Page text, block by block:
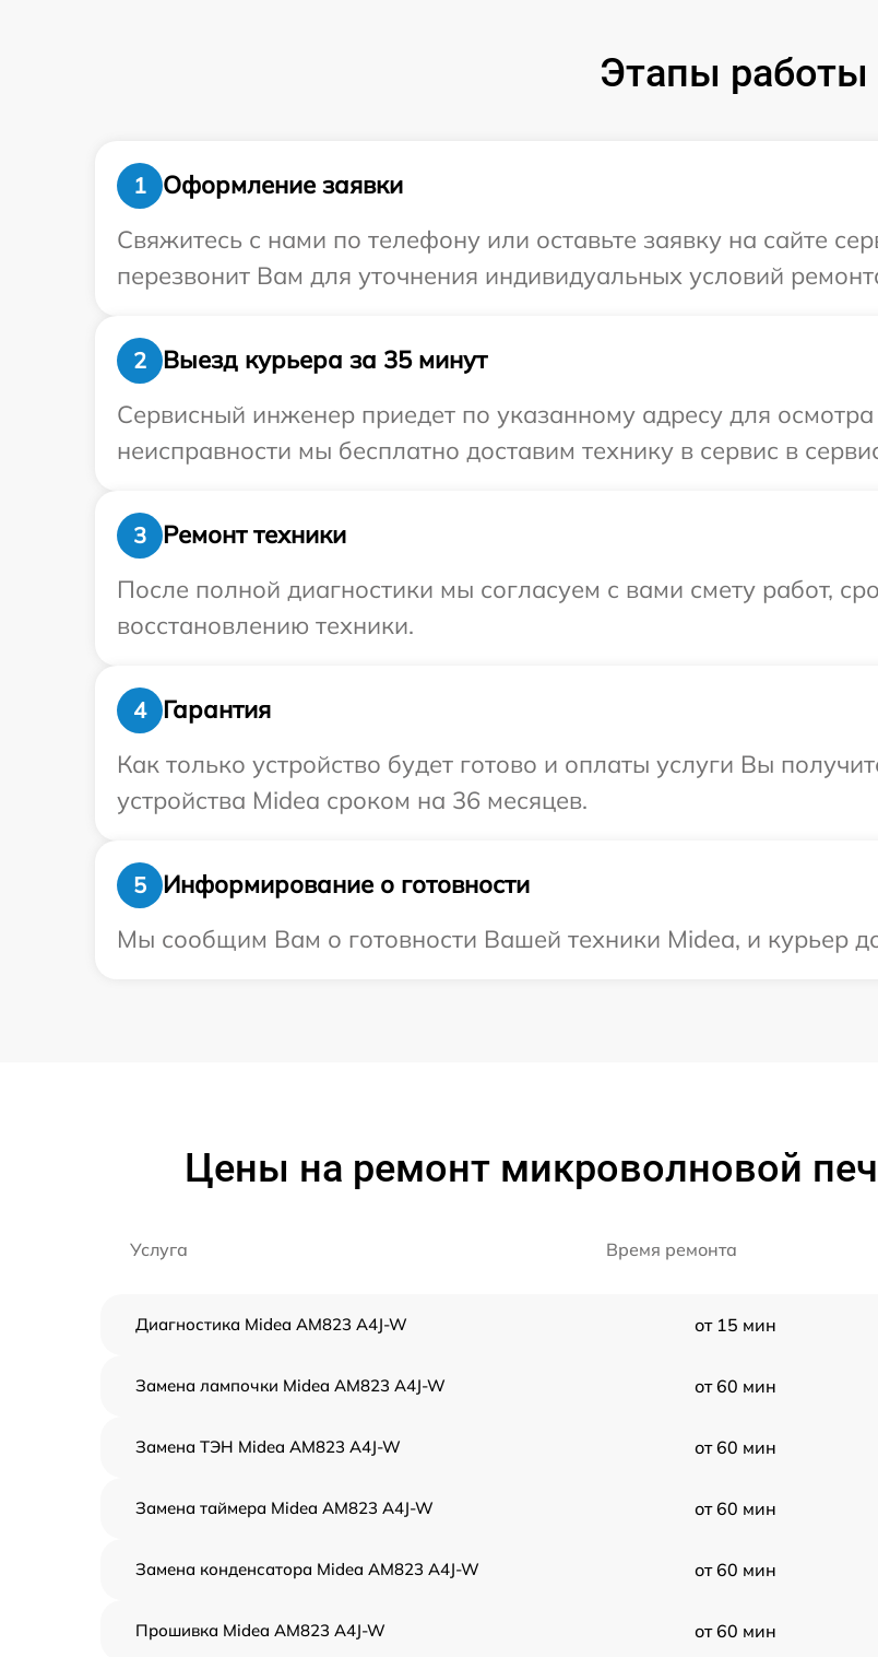
Этапы работы
1
Оформление заявки
Свяжитесь с нами по телефону или оставьте заявку на сайте
перезвонит Вам для уточнения индивидуальных условий
2
Выезд курьера за 35 минут
Сервисный инженер приедет по указанному адресу для
неисправности мы бесплатно доставим технику в сервис в
3
Ремонт техники
После полной диагностики мы согласуем с вами смету работ,
восстановлению техники.
4
Гарантия
Как только устройство будет готово и оплаты услуги Вы
устройства Midea сроком на 36 месяцев.
5
Информирование о готовности
Мы сообщим Вам о готовности Вашей техники Midea, и курьер
Цены на ремонт микроволновой
Услуга Время ремонта
Диагностика Midea AM823 A4J-W от 15 мин
Замена лампочки Midea AM823 A4J-W от 60 мин
Замена ТЭН Midea AM823 A4J-W от 60 мин
Замена таймера Midea AM823 A4J-W от 60 мин
Замена конденсатора Midea AM823 A4J-W от 60 мин
Прошивка Midea AM823 A4J-W от 60 мин